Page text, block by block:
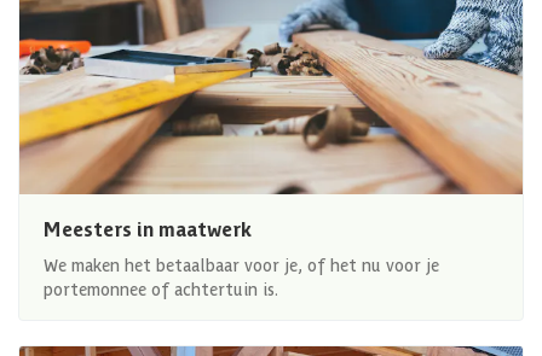
Meesters in maatwerk
We maken het betaalbaar voor je, of het nu voor je
portemonnee of achtertuin is.